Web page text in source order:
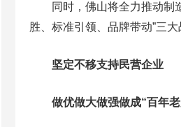
同时，佛山将全力推动制造
胜、标准引领、品牌带动”三
坚定不移支持民营企业
做优做大做强做成“百年老